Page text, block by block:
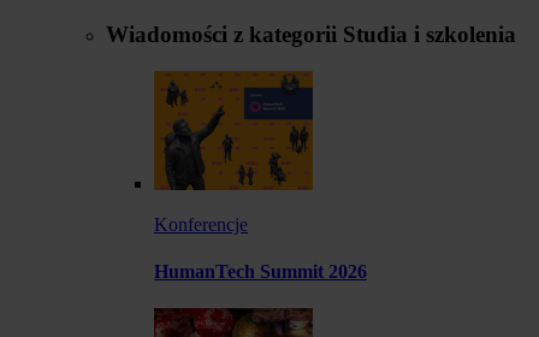
Wiadomości z kategorii Studia i szkolenia
Konferencje
HumanTech Summit 2026